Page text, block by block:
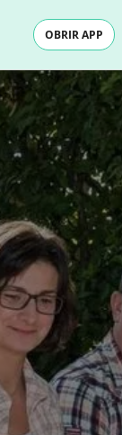
OBRIR APP